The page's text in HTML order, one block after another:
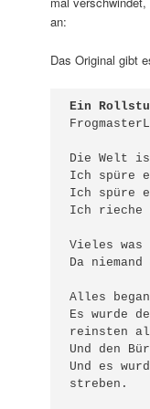
an:
Das Original gibt
Ein
Die Welt
Ich spüre
Ich spüre
Ich rieche
Vieles
Da
Alles
Es wurde
reinsten
Und den
Und es
streben.